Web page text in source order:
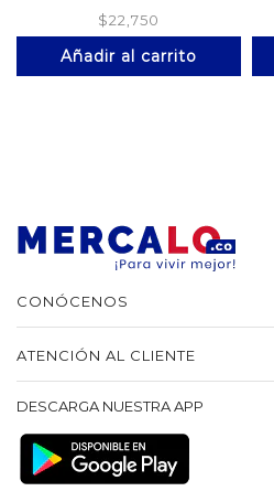
Original
$22,750
Añadir al carrito
CONÓCENOS
ATENCIÓN AL CLIENTE
DESCARGA NUESTRA APP